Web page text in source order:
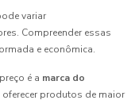
variar
Compreender essas
e econômica.
é a marca do
produtos de maior